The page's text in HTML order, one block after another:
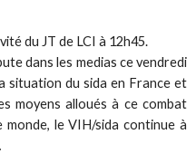
du JT de LCI à 12h45.
dans les medias ce vendredi
situation du sida en France et
moyens alloués à ce combat
monde, le VIH/sida continue à